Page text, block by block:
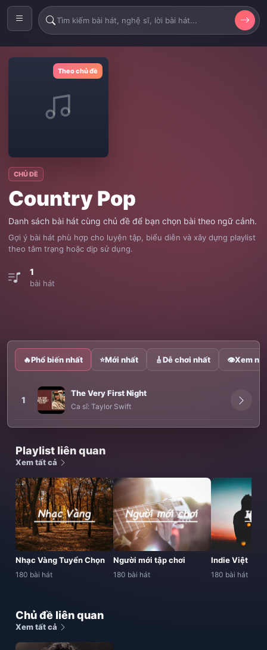
Theo chủ đề
CHỦ ĐỀ
Country Pop
Danh sách bài hát cùng chủ đề để bạn chọn bài theo ngữ cảnh.
Gợi ý bài hát phù hợp cho luyện tập, biểu diễn và xây dựng playlist
theo tâm trạng hoặc dịp sử dụng.
1
bài hát
🔥Phổ biến nhất ⭐Mới nhất 🎸Dễ chơi nhất 👁Xem
1
The Very First Night
Ca sĩ: Taylor Swift
Playlist liên quan
Xem tất cả
Nhạc Vàng Tuyển Chọn
180 bài hát
Người mới tập chơi
180 bài hát
Indie Việt
180 bài hát
Chủ đề liên quan
Xem tất cả